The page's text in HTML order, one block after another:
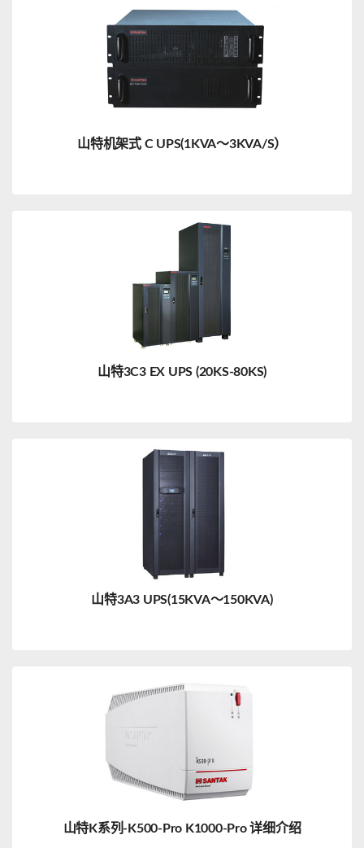
山特机架式 C UPS(1KVA～3KVA/S）
山特3C3 EX UPS (20KS-80KS)
山特3A3 UPS(15KVA～150KVA)
山特K系列-K500-Pro K1000-Pro 详细介绍